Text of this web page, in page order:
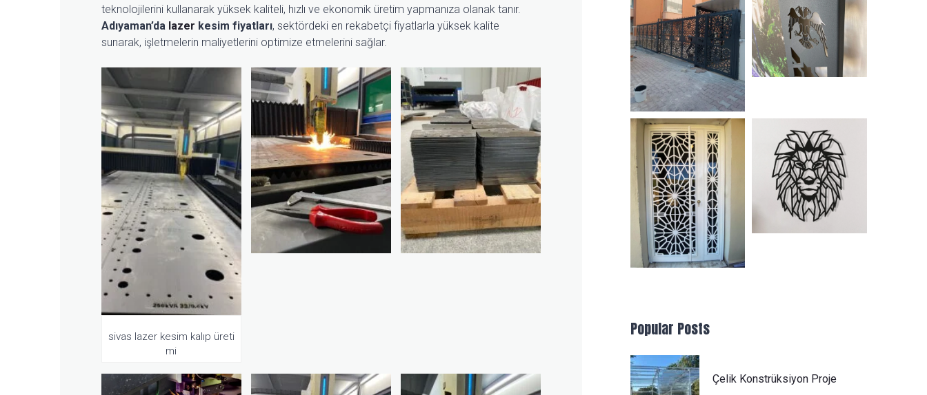
teknolojilerini kullanarak yüksek kaliteli, hızlı ve ekonomik üretim yapmanıza olanak tanır.
Adıyaman’da lazer kesim fiyatları, sektördeki en rekabetçi fiyatlarla yüksek kalite
sunarak, işletmelerin maliyetlerini optimize etmelerini sağlar.
sivas lazer kesim kalıp üreti
mi
Popular Posts
Çelik Konstrüksiyon Proje